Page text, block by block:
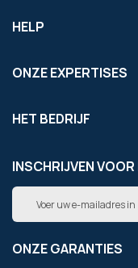
HELP
ONZE EXPERTISES
HET BEDRIJF
INSCHRIJVEN
Abonneer
op
onze
nieuwsbrief
ONZE GARANTIES